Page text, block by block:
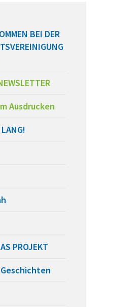
BEI DER
Ausdrucken
PROJEKT